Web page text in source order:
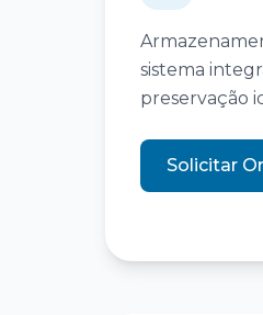
sistema
preservação
Solicitar